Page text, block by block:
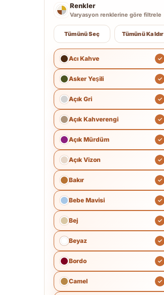
Renkler
Varyasyon renklerine göre filtrele
Tümünü Seç Tümünü Kaldır
Acı Kahve
Asker Yeşili
Açık Gri
Açık Kahverengi
Açık Mürdüm
Açık Vizon
Bakır
Bebe Mavisi
Bej
Beyaz
Bordo
Camel